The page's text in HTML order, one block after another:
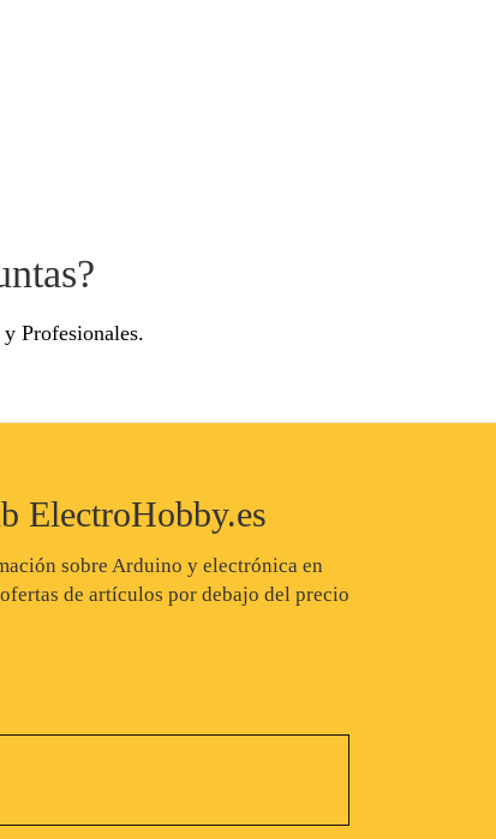
Profesionales.
ElectroHobby.es
sobre Arduino y electrónica en
de artículos por debajo del precio